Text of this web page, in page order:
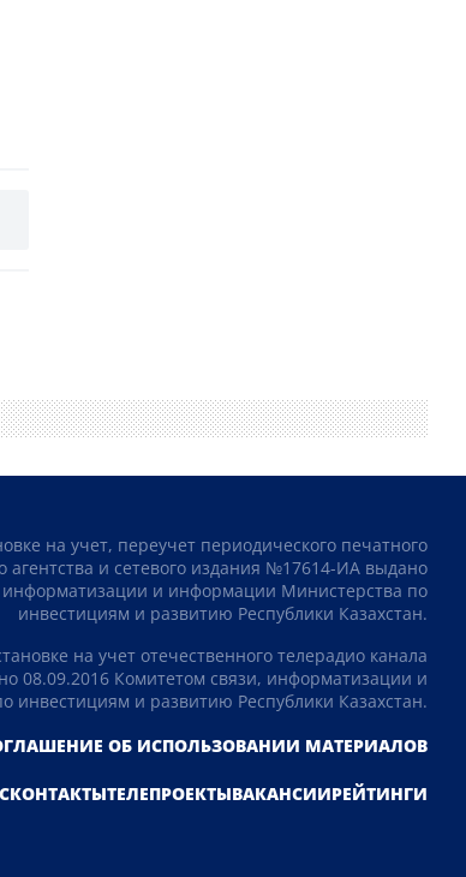
на учет, переучет периодического печатного
и сетевого издания №17614-ИА выдано
информатизации и информации Министерства по
инвестициям и развитию Республики Казахстан.
на учет отечественного телерадио канала
08.09.2016 Комитетом связи, информатизации и
инвестициям и развитию Республики Казахстан.
ОБ ИСПОЛЬЗОВАНИИ МАТЕРИАЛОВ
КОНТАКТЫТЕЛЕПРОЕКТЫВАКАНСИИРЕЙТИНГИ